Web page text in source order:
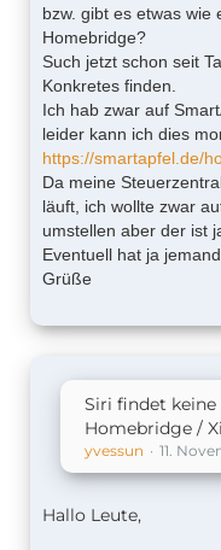
bzw. gibt es etwas wie
Homebridge?
Such jetzt schon seit
Konkretes finden.
Ich hab zwar auf
leider kann ich dies
https://smartapfel.de/
Da meine
läuft, ich wollte zwar
umstellen aber der ist
Eventuell hat ja
Grüße
Siri findet
Homebridge /
yvessun 11.
Hallo Leute,